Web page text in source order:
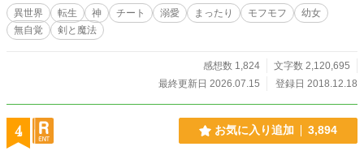
込まれて異世界へ どっちが仕事出来るとかどうでもいい！
お詫びにいっぱいチートを貰ってオタクの夢溢れる異世界
で楽しむことに。 グータラ三十路干物女から幼女へ転生。
憶はないし、場所は……「森!?」 記憶を取り戻しチート使
いつつ権力は拒否！（希望） 過保護な周りに見守られ、お
達から言質ももらい、冒険者を楽しみながらごーいんぐまい
異世界 転生 神 チート 溺愛 まったり モフモフ
幼女
無自覚
剣と魔法
感想数 1,824
文字数 2,120,695
最終更新日 2026.07.15
登録日 2018.12.18
4 お気に入り追加 3,894